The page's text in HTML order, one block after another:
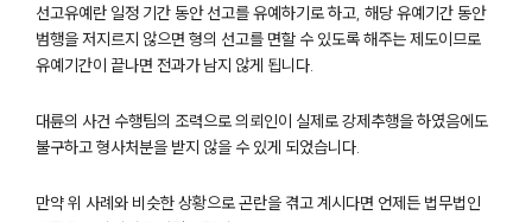
선고유예란 일정 기간 동안 선고를 유예하기로 하고, 해당 유예기간 동안
범행을 저지르지 않으면 형의 선고를 면할 수 있도록 해주는 제도이므로
유예기간이 끝나면 전과가 남지 않게 됩니다.
대륜의 사건 수행팀의 조력으로 의뢰인이 실제로 강제추행을 하였음에도
불구하고 형사처분을 받지 않을 수 있게 되었습니다.
만약 위 사례와 비슷한 상황으로 곤란을 겪고 계시다면 언제든 법무법인